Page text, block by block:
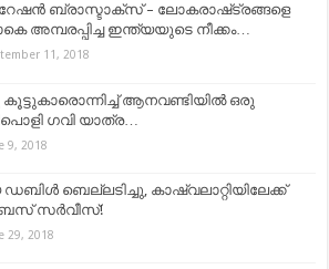
ബ്രാസ്ടാക്സ് – ലോകരാഷ്‌ട്രങ്ങളെ
അമ്പരപ്പിച്ച ഇന്ത്യയുടെ നീക്കം…
11, 2018
ആനവണ്ടിയിൽ ഒരു
ഗവി യാത്ര…
9, 2018
ഡബിള്‍ ബെല്ലടിച്ചു, കാഷ്വലാറ്റിയിലേക്ക്
സര്‍വീസ്!
29, 2018